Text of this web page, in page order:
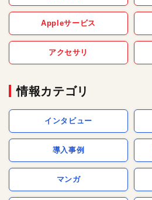
Appleサービス
アクセサリ
情報カテゴリ
インタビュー
導入事例
マンガ